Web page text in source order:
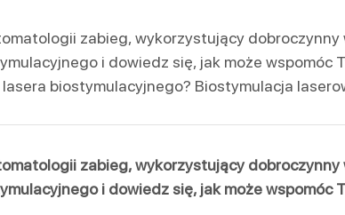
zabieg, wykorzystujący dobroczynny
i dowiedz się, jak może wspomóc
biostymulacyjnego? Biostymulacja
zabieg, wykorzystujący dobroczynny
i dowiedz się, jak może wspomóc